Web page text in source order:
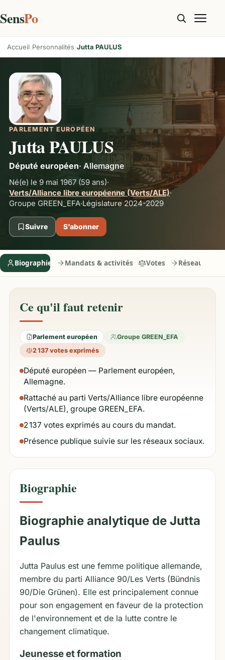
SensPo
Accueil Personnalités Jutta PAULUS
PARLEMENT EUROPÉEN
Jutta PAULUS
Député européen· Allemagne
Né(e) le 9 mai 1967 (59 ans)·
Verts/Alliance libre européenne (Verts/ALE)·
Groupe GREEN_EFA·Législature 2024-2029
Suivre S’abonner
Biographie Mandats & activités Votes Réseaux
Ce qu'il faut retenir
Parlement européen
Groupe GREEN_EFA
2 137 votes exprimés
Député européen — Parlement européen,
Allemagne.
Rattaché au parti Verts/Alliance libre européenne
(Verts/ALE), groupe GREEN_EFA.
2 137 votes exprimés au cours du mandat.
Présence publique suivie sur les réseaux sociaux.
Biographie
Biographie analytique de Jutta
Paulus
Jutta Paulus est une femme politique allemande,
membre du parti Alliance 90/Les Verts (Bündnis
90/Die Grünen). Elle est principalement connue
pour son engagement en faveur de la protection
de l'environnement et de la lutte contre le
changement climatique.
Jeunesse et formation